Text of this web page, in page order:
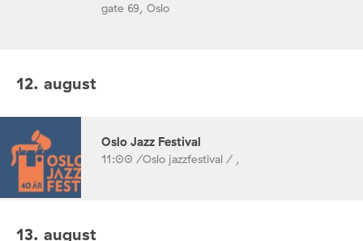
gate 69, Oslo
12. august
Oslo Jazz Festival
11:00 /Oslo jazzfestival / ,
13. august